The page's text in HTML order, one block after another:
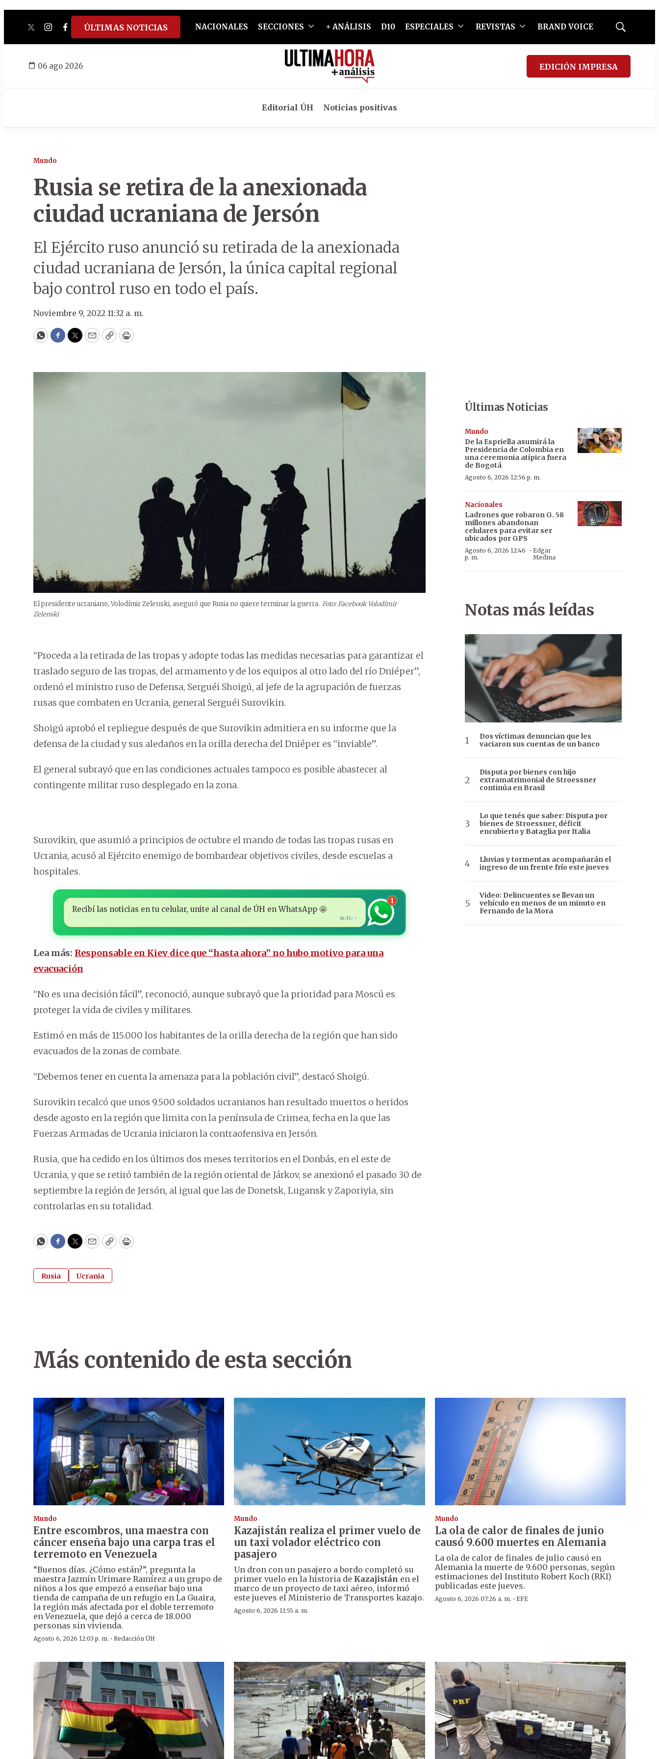
twitterinstagram
facebook
tiktokyoutube
spotify
ÚLTIMAS NOTICIAS NACIONALES SECCIONES + ANÁLISIS D10 ESPECIALES REVISTAS BRAND VOICE
Mostrar
06 ago 2026 EDICIÓN IMPRESA
Editorial ÚH Noticias positivas
Mundo
Rusia se retira de la anexionada
ciudad ucraniana de Jersón
El Ejército ruso anunció su retirada de la anexionada
ciudad ucraniana de Jersón, la única capital regional
bajo control ruso en todo el país.
Noviembre 9, 2022 11:32 a. m.
WhatsApp
Facebook
Twitter
EmailCopyPrint
El presidente ucraniano, Volodímir Zelenski, aseguró que Rusia no quiere terminar la guerra. Foto: Facebook Volodímir
Zelenski
“Proceda a la retirada de las tropas y adopte todas las medidas necesarias para garantizar el
traslado seguro de las tropas, del armamento y de los equipos al otro lado del río Dniéper”,
ordenó el ministro ruso de Defensa, Serguéi Shoigú, al jefe de la agrupación de fuerzas
rusas que combaten en Ucrania, general Serguéi Surovikin.
Shoigú aprobó el repliegue después de que Surovikin admitiera en su informe que la
defensa de la ciudad y sus aledaños en la orilla derecha del Dniéper es “inviable”.
El general subrayó que en las condiciones actuales tampoco es posible abastecer al
contingente militar ruso desplegado en la zona.
Surovikin, que asumió a principios de octubre el mando de todas las tropas rusas en
Ucrania, acusó al Ejército enemigo de bombardear objetivos civiles, desde escuelas a
hospitales.
Recibí las noticias en tu celular, unite al canal de ÚH en WhatsApp 🤩
16:31✓✓
1
Lea más: Responsable en Kiev dice que “hasta ahora” no hubo motivo para una
evacuación
“No es una decisión fácil”, reconoció, aunque subrayó que la prioridad para Moscú es
proteger la vida de civiles y militares.
Estimó en más de 115.000 los habitantes de la orilla derecha de la región que han sido
evacuados de la zonas de combate.
“Debemos tener en cuenta la amenaza para la población civil”, destacó Shoigú.
Surovikin recalcó que unos 9.500 soldados ucranianos han resultado muertos o heridos
desde agosto en la región que limita con la península de Crimea, fecha en la que las
Fuerzas Armadas de Ucrania iniciaron la contraofensiva en Jersón.
Rusia, que ha cedido en los últimos dos meses territorios en el Donbás, en el este de
Ucrania, y que se retiró también de la región oriental de Járkov, se anexionó el pasado 30 de
septiembre la región de Jersón, al igual que las de Donetsk, Lugansk y Zaporiyia, sin
controlarlas en su totalidad.
WhatsApp
Facebook
Twitter
EmailCopyPrint
Rusia Ucrania
Últimas Noticias
Mundo
De la Espriella asumirá la
Presidencia de Colombia en
una ceremonia atípica fuera
de Bogotá
Agosto 6, 2026 12:56 p. m.
Nacionales
Ladrones que robaron G. 58
millones abandonan
celulares para evitar ser
ubicados por GPS
Agosto 6, 2026 12:46
p. m.
· Edgar
Medina
Notas más leídas
Dos víctimas denuncian que les
vaciaron sus cuentas de un banco
Disputa por bienes con hijo
extramatrimonial de Stroessner
continúa en Brasil
Lo que tenés que saber: Disputa por
bienes de Stroessner, déficit
encubierto y Bataglia por Italia
Lluvias y tormentas acompañarán el
ingreso de un frente frío este jueves
Video: Delincuentes se llevan un
vehículo en menos de un minuto en
Fernando de la Mora
Más contenido de esta sección
Mundo
Entre escombros, una maestra con
cáncer enseña bajo una carpa tras el
terremoto en Venezuela
“Buenos días. ¿Cómo están?”, pregunta la
maestra Jazmín Urimare Ramírez a un grupo de
niños a los que empezó a enseñar bajo una
tienda de campaña de un refugio en La Guaira,
la región más afectada por el doble terremoto
en Venezuela, que dejó a cerca de 18.000
personas sin vivienda.
Agosto 6, 2026 12:03 p. m. · Redacción ÚH
Mundo
Kazajistán realiza el primer vuelo de
un taxi volador eléctrico con
pasajero
Un dron con un pasajero a bordo completó su
primer vuelo en la historia de Kazajistán en el
marco de un proyecto de taxi aéreo, informó
este jueves el Ministerio de Transportes kazajo.
Agosto 6, 2026 11:55 a. m.
Mundo
La ola de calor de finales de junio
causó 9.600 muertes en Alemania
La ola de calor de finales de julio causó en
Alemania la muerte de 9.600 personas, según
estimaciones del Instituto Robert Koch (RKI)
publicadas este jueves.
Agosto 6, 2026 07:26 a. m. · EFE